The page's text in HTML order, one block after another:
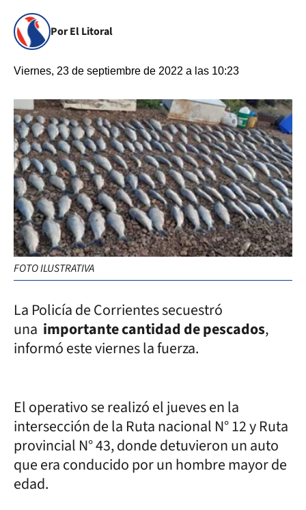
Por El Litoral
Viernes, 23 de septiembre de 2022 a las 10:23
FOTO ILUSTRATIVA
La Policía de Corrientes secuestró
una importante cantidad de pescados,
informó este viernes la fuerza.
El operativo se realizó el jueves en la
intersección de la Ruta nacional N° 12 y Ruta
provincial N° 43, donde detuvieron un auto
que era conducido por un hombre mayor de
edad.